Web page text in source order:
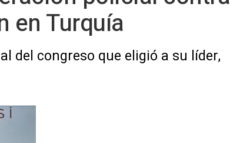
en Turquía
del congreso que eligió a su líder,